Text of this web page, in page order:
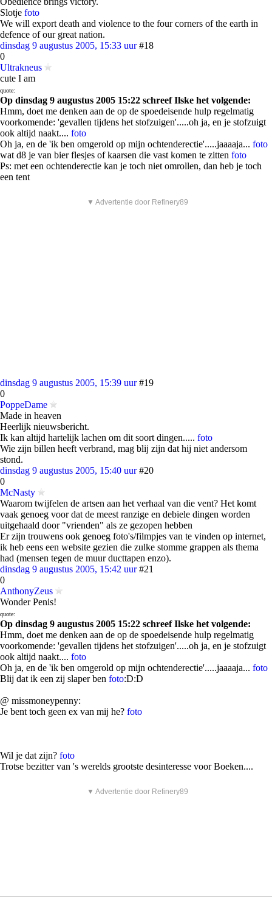
Slotje foto
We will export death and violence to the four corners of the earth in
defence of our great nation.
dinsdag 9 augustus 2005, 15:33 uur #18
0
Ultrakneus
cute I am
quote:
Op dinsdag 9 augustus 2005 15:22 schreef Ilske het volgende:
Hmm, doet me denken aan de op de spoedeisende hulp regelmatig
voorkomende: 'gevallen tijdens het stofzuigen'.....oh ja, en je stofzuigt
ook altijd naakt.... foto
Oh ja, en de 'ik ben omgerold op mijn ochtenderectie'.....jaaaaja... foto
wat d8 je van bier flesjes of kaarsen die vast komen te zitten foto
Ps: met een ochtenderectie kan je toch niet omrollen, dan heb je toch
een tent
▼ Advertentie door Refinery89
dinsdag 9 augustus 2005, 15:39 uur #19
0
PoppeDame
Made in heaven
Heerlijk nieuwsbericht.
Ik kan altijd hartelijk lachen om dit soort dingen..... foto
Wie zijn billen heeft verbrand, mag blij zijn dat hij niet andersom
stond.
dinsdag 9 augustus 2005, 15:40 uur #20
0
McNasty
Waarom twijfelen de artsen aan het verhaal van die vent? Het komt
vaak genoeg voor dat de meest ranzige en debiele dingen worden
uitgehaald door "vrienden" als ze gezopen hebben
Er zijn trouwens ook genoeg foto's/filmpjes van te vinden op internet,
ik heb eens een website gezien die zulke stomme grappen als thema
had (mensen tegen de muur ducttapen enzo).
dinsdag 9 augustus 2005, 15:42 uur #21
0
AnthonyZeus
Wonder Penis!
quote:
Op dinsdag 9 augustus 2005 15:22 schreef Ilske het volgende:
Hmm, doet me denken aan de op de spoedeisende hulp regelmatig
voorkomende: 'gevallen tijdens het stofzuigen'.....oh ja, en je stofzuigt
ook altijd naakt.... foto
Oh ja, en de 'ik ben omgerold op mijn ochtenderectie'.....jaaaaja... foto
Blij dat ik een zij slaper ben foto:D:D
@ missmoneypenny:
Je bent toch geen ex van mij he? foto
Wil je dat zijn? foto
Trotse bezitter van 's werelds grootste desinteresse voor Boeken....
▼ Advertentie door Refinery89